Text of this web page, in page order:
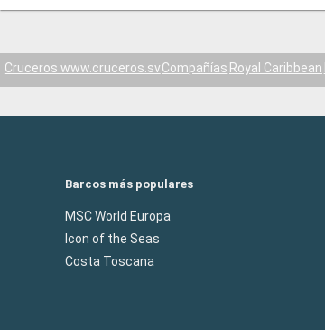
Cruceros www.cruceros.svCompañías Royal Caribbean
Barcos más populares
MSC World Europa
Icon of the Seas
Costa Toscana